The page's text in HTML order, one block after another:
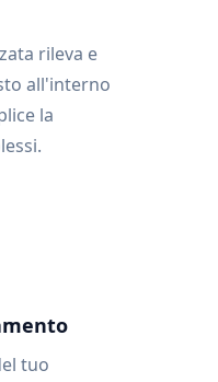
rileva e
all'interno
la
tuo